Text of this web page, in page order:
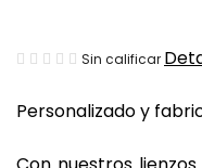
Personalizado y
La
media
Sin calificar